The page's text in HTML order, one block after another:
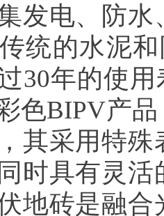
发电、防
统的水泥
30年的使
色BIPV产
其采用特
时具有灵
地砖是融